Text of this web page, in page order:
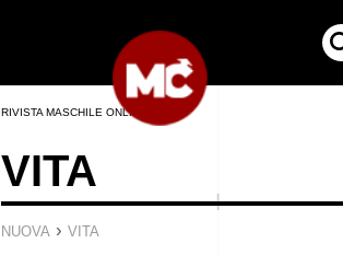
RIVISTA MASCHILE ONLINE
VITA
NUOVA › VITA